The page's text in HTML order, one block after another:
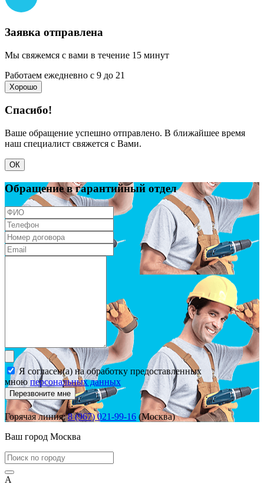
Заявка отправлена
Мы свяжемся с вами в течение 15 минут
Работаем ежедневно с 9 до 21
Хорошо
Спасибо!
Ваше обращение успешно отправлено. В ближайшее время
наш специалист свяжется с Вами.
ОК
Обращение в гарантийный отдел
Я согласен(а) на обработку предоставленных
мною персональных данных
Перезвоните мне
Горячая линия:8 (967) 021-99-16 (Москва)
Ваш город Москва
А